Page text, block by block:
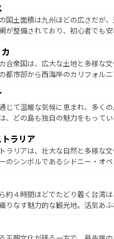
に足を運ぶとそれぞれで全く異な
きるだろう。 なお、新着のフランス情報は
てほしい。
きな人にはぜひ体験してほしい。 なお、新着
報はコンテンツ一覧を参照して
に異なる魅力がある。また、優雅
ビール好きにはたまらない英国
本場だからこそできる体験も豊
を参照してほしい。
国土面積は九州ほどの広さだが
が整備されており、初心者でも
そのまま残る町や、スイスならで
あり、アルプス観光だけでなく町
きる。国民の所得が高いため物
費無料で観光を楽しむこともできる。
ス情報はコンテンツ一覧 を参照
合衆国は、広大な土地と多様な文
都市部から西海岸のカリフォル
巨大都市は、観光、ショッピング
が詰まった刺激的なスポットだ
大自然が広がり、グランドキャ
ーオーリンズでは、音楽と美食が
力。旅行者はアメリカの各地域で
ら、その多様性と豊かな歴史を
沢な旅のスタイルだ。 なお、新着のアメリカ
コンテンツ一覧を参照してほしい。
じて温暖な気候に恵まれ、多く
、どの島も独自の魅力をもって
見逃せない。また、定番の観光地
静かな自然を求めるならマウイ島
。エメラルドグリーンに輝く海
てなしの心で訪れる人々を迎えて
いしいローカルフードやハワイ
的なフラダンスなど、すべてが
味わってほしい。 なお、新着のハワイ情報
ンツ一覧を参照してほしい。
ラリア
ラリアは、壮大な自然と多様な文
のシンボルであるシドニー・オ
フや大陸中央部にそびえるウルル
スマニアの美しい原生林やケア
ころがたくさん。また、カフェ
クティビティも充実しており、サ
ハイキングなど、アウトドア好
約４時間ほどでたどり着く台湾
りなす魅力的な観光地。活気あ
ひつな山岳地帯である台湾東部な
静けさが共存しており、訪れる